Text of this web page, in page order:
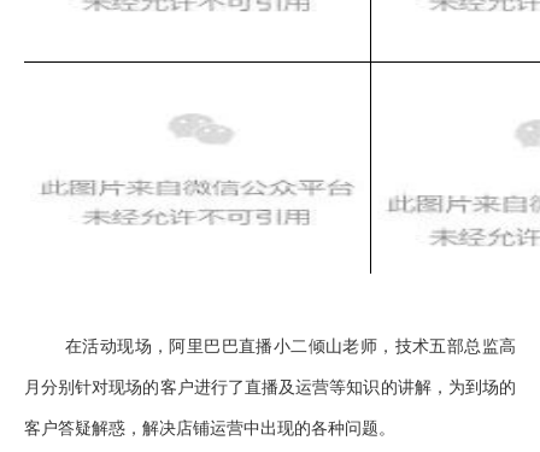
在活动现场，阿里巴巴直播小二倾山老师，技术五部总监高
月分别针对现场的客户进行了直播及运营等知识的讲解，为到场的
客户答疑解惑，解决店铺运营中出现的各种问题。